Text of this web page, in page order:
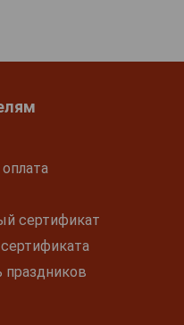
сертификат
праздников